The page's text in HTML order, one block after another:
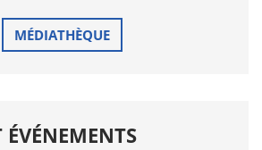
MÉDIATHÈQUE
ÉVÉNEMENTS